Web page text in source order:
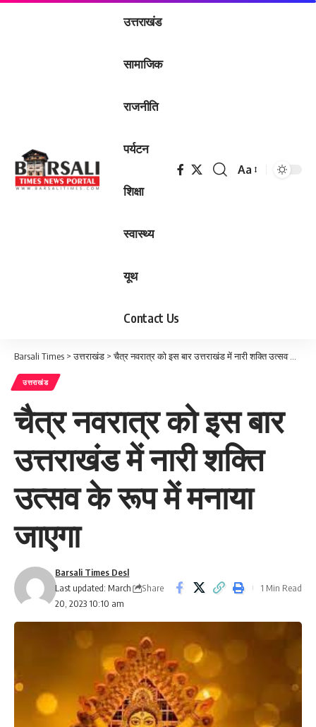
उत्तराखंड
सामाजिक
राजनीति
पर्यटन
शिक्षा
स्वास्थ्य
यूथ
Contact Us
Font
Aa
Barsali Times >उत्तराखंड >चैत्र नवरात्र को इस बार उत्तराखंड में नारी शक्ति उत्सव के रूप में मनाया जाएगा
उत्तराखंड
चैत्र नवरात्र को इस बार
उत्तराखंड में नारी शक्ति
उत्सव के रूप में मनाया
जाएगा
Last updated: March
20, 2023 10:10 am
Barsali Times Desl
Share
1 Min Read